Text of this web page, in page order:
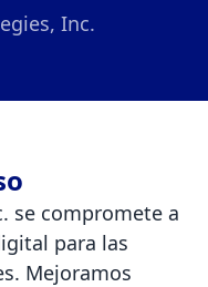
Inc.
se compromete a
para las
Mejoramos